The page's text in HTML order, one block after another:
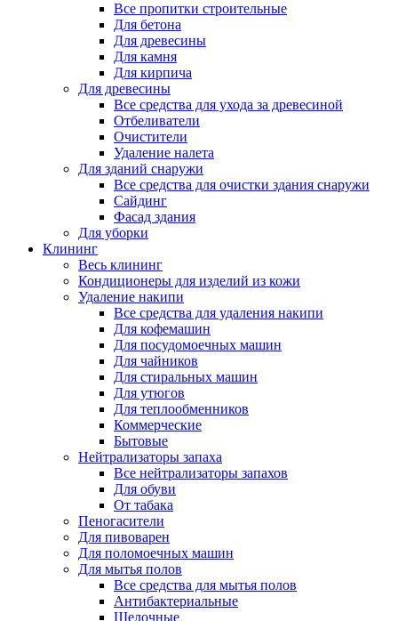
Все пропитки строительные
Для бетона
Для древесины
Для камня
Для кирпича
Для древесины
Все средства для ухода за древесиной
Отбеливатели
Очистители
Удаление налета
Для зданий снаружи
Все средства для очистки здания снаружи
Сайдинг
Фасад здания
Для уборки
Клининг
Весь клининг
Кондиционеры для изделий из кожи
Удаление накипи
Все средства для удаления накипи
Для кофемашин
Для посудомоечных машин
Для чайников
Для стиральных машин
Для утюгов
Для теплообменников
Коммерческие
Бытовые
Нейтрализаторы запаха
Все нейтрализаторы запахов
Для обуви
От табака
Пеногасители
Для пивоварен
Для поломоечных машин
Для мытья полов
Все средства для мытья полов
Антибактериальные
Щелочные